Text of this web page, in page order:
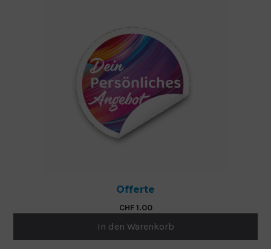
Offerte
CHF1.00
In den Warenkorb